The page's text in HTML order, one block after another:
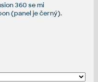
360 se mi
(panel je černý).